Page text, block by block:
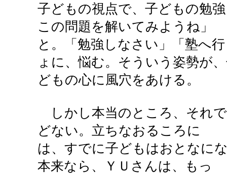
子どもの視点で、子どもの勉
この問題を解いてみようね」
と。「勉強しなさい」「塾へ
ょに、悩む。そういう姿勢が
どもの心に風穴をあける。
しかし本当のところ、それ
どない。立ちなおるころに
は、すでに子どもはおとなに
本来なら、ＹＵさんは、もっ